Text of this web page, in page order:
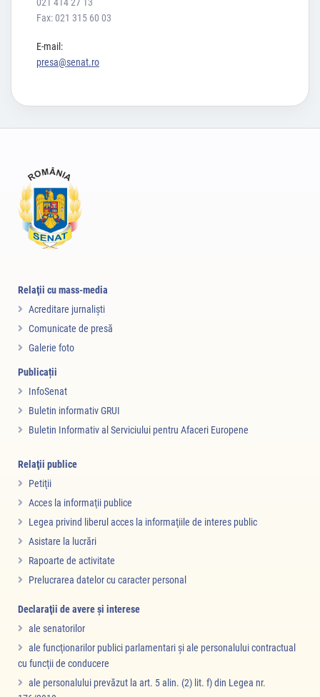
Fax: 021 315 60 03
E-mail:
presa@senat.ro
Relaţii cu mass-media
Acreditare jurnalişti
Comunicate de presă
Galerie foto
Publicații
InfoSenat
Buletin informativ GRUI
Buletin Informativ al Serviciului pentru Afaceri Europene
Relaţii publice
Petiţii
Acces la informaţii publice
Legea privind liberul acces la informaţiile de interes public
Asistare la lucrări
Rapoarte de activitate
Prelucrarea datelor cu caracter personal
Declaraţii de avere şi interese
ale senatorilor
ale funcţionarilor publici parlamentari şi ale personalului contractual
cu funcţii de conducere
ale personalului prevăzut la art. 5 alin. (2) lit. f) din Legea nr.